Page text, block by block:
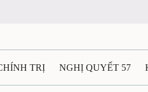
TRỊ NGHỊ QUYẾT 57